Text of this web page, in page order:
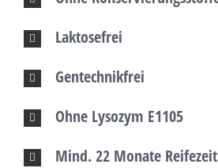
Laktosefrei
Gentechnikfrei
Ohne Lysozym E1105
Mind. 22 Monate Reifezeit